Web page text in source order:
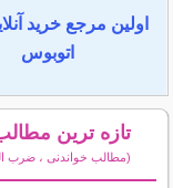
اولین مرجع خرید
اتوبوس
تازه ترین
(مطالب خواندنی ، ضرب